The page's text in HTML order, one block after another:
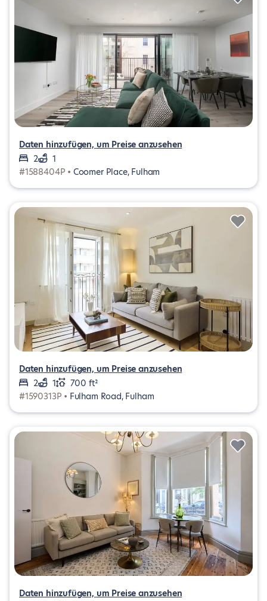
Daten hinzufügen, um Preise anzusehen
2
1
#1588404P • Coomer Place, Fulham
Daten hinzufügen, um Preise anzusehen
2
1
700 ft²
#1590313P • Fulham Road, Fulham
Daten hinzufügen, um Preise anzusehen